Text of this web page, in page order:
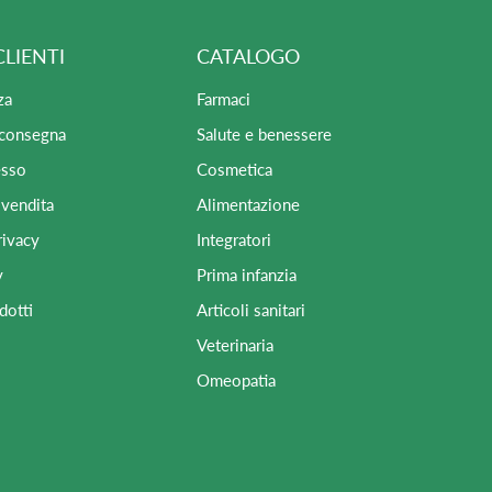
CATALOGO
Farmaci
Salute e benessere
Cosmetica
Alimentazione
Integratori
Prima infanzia
Articoli sanitari
Veterinaria
Omeopatia